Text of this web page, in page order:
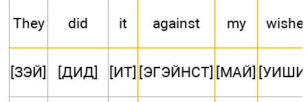
They did it against my
[ЗЭЙ] [ДИД] [ИТ] [ЭГЭЙНСТ] [МАЙ]